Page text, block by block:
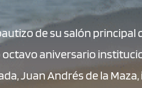
de su salón principal
aniversario
Juan Andrés de la